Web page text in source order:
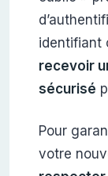
identifiant
recevoir
sécurisé
Pour
votre